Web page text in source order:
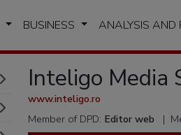
BUSINESS ANALYSIS AND
Inteligo Media
www.inteligo.ro
Member of DPD: Editor web |